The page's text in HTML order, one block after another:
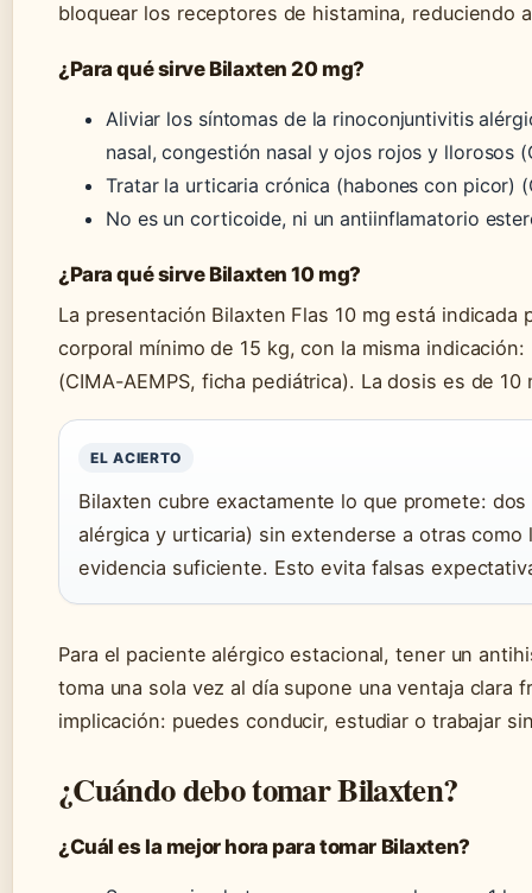
bloquear los receptores de histamina, reduciendo
¿Para qué sirve Bilaxten 20 mg?
Aliviar los síntomas de la rinoconjuntivitis
nasal, congestión nasal y ojos rojos y llorosos
Tratar la urticaria crónica (habones con picor)
No es un corticoide, ni un antiinflamatorio
¿Para qué sirve Bilaxten 10 mg?
La presentación Bilaxten Flas 10 mg está indicada
corporal mínimo de 15 kg, con la misma
(CIMA-AEMPS, ficha pediátrica). La dosis es de 10
EL ACIERTO
Bilaxten cubre exactamente lo que promete:
alérgica y urticaria) sin extenderse a otras
evidencia suficiente. Esto evita falsas
Para el paciente alérgico estacional, tener un
toma una sola vez al día supone una ventaja clara
implicación: puedes conducir, estudiar o trabajar
¿Cuándo debo tomar Bilaxten?
¿Cuál es la mejor hora para tomar Bilaxten?